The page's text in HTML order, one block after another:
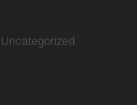
Uncategorized